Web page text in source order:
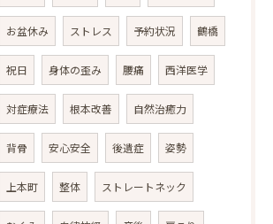
お盆休み ストレス 予約状況 鶴橋
祝日 身体の歪み 腰痛 西洋医学
対症療法 根本改善 自然治癒力
背骨 安心安全 後遺症 姿勢
上本町 整体 ストレートネック